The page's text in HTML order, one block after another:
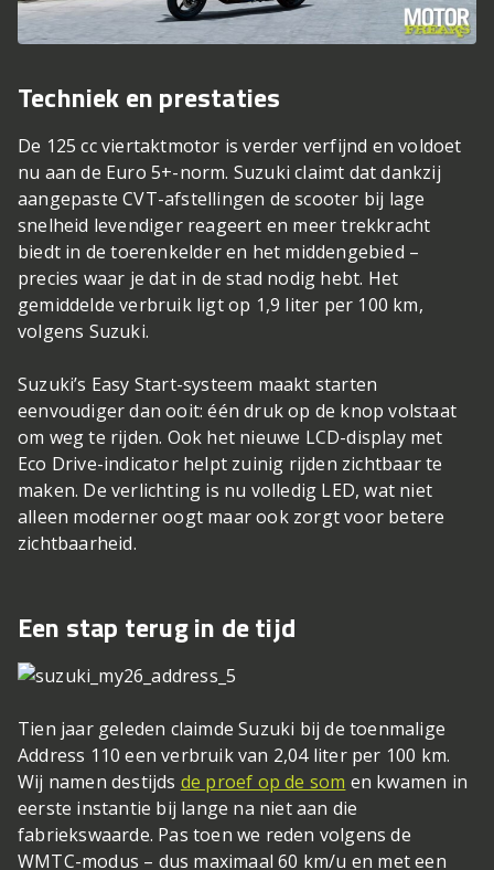
Techniek en prestaties
De 125 cc viertaktmotor is verder verfijnd en voldoet
nu aan de Euro 5+-norm. Suzuki claimt dat dankzij
aangepaste CVT-afstellingen de scooter bij lage
snelheid levendiger reageert en meer trekkracht
biedt in de toerenkelder en het middengebied –
precies waar je dat in de stad nodig hebt. Het
gemiddelde verbruik ligt op 1,9 liter per 100 km,
volgens Suzuki.
Suzuki’s Easy Start-systeem maakt starten
eenvoudiger dan ooit: één druk op de knop volstaat
om weg te rijden. Ook het nieuwe LCD-display met
Eco Drive-indicator helpt zuinig rijden zichtbaar te
maken. De verlichting is nu volledig LED, wat niet
alleen moderner oogt maar ook zorgt voor betere
zichtbaarheid.
Een stap terug in de tijd
Tien jaar geleden claimde Suzuki bij de toenmalige
Address 110 een verbruik van 2,04 liter per 100 km.
Wij namen destijds de proef op de som en kwamen in
eerste instantie bij lange na niet aan die
fabriekswaarde. Pas toen we reden volgens de
WMTC-modus – dus maximaal 60 km/u en met een